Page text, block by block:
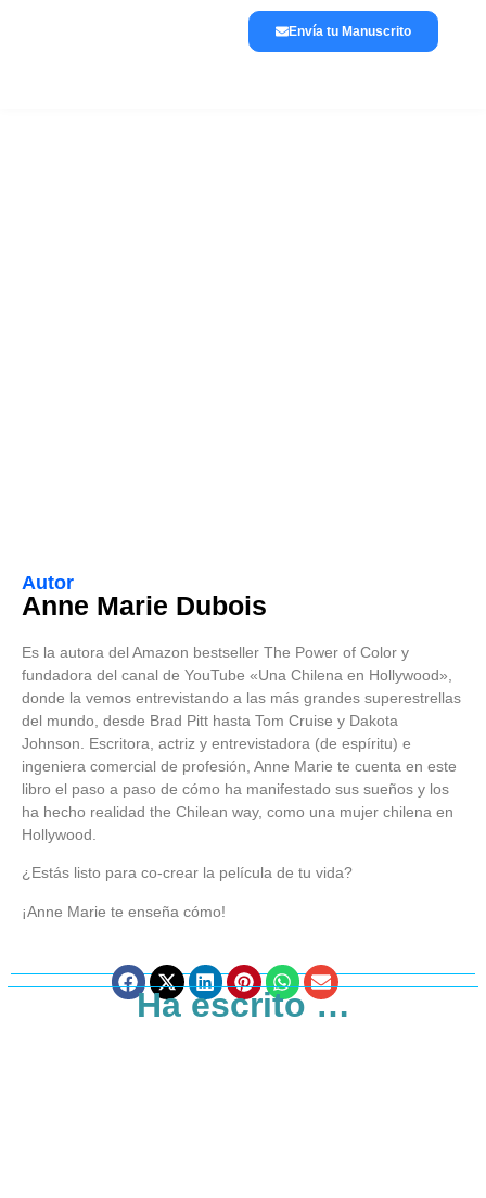
Envía tu Manuscrito
Autor
Anne Marie Dubois
Es la autora del Amazon bestseller The Power of Color y
fundadora del canal de YouTube «Una Chilena en Hollywood»,
donde la vemos entrevistando a las más grandes superestrellas
del mundo, desde Brad Pitt hasta Tom Cruise y Dakota
Johnson. Escritora, actriz y entrevistadora (de espíritu) e
ingeniera comercial de profesión, Anne Marie te cuenta en este
libro el paso a paso de cómo ha manifestado sus sueños y los
ha hecho realidad the Chilean way, como una mujer chilena en
Hollywood.
¿Estás listo para co-crear la película de tu vida?
¡Anne Marie te enseña cómo!
Ha escrito …